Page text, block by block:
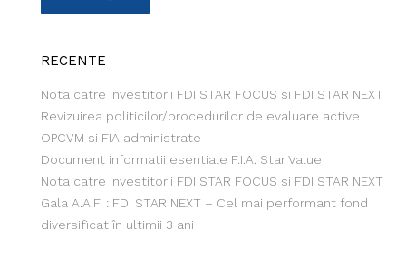
RECENTE
Nota catre investitorii FDI STAR FOCUS si FDI STAR NEXT
Revizuirea politicilor/procedurilor de evaluare active
OPCVM si FIA administrate
Document informatii esentiale F.I.A. Star Value
Nota catre investitorii FDI STAR FOCUS si FDI STAR NEXT
Gala A.A.F. : FDI STAR NEXT – Cel mai performant fond
diversificat în ultimii 3 ani